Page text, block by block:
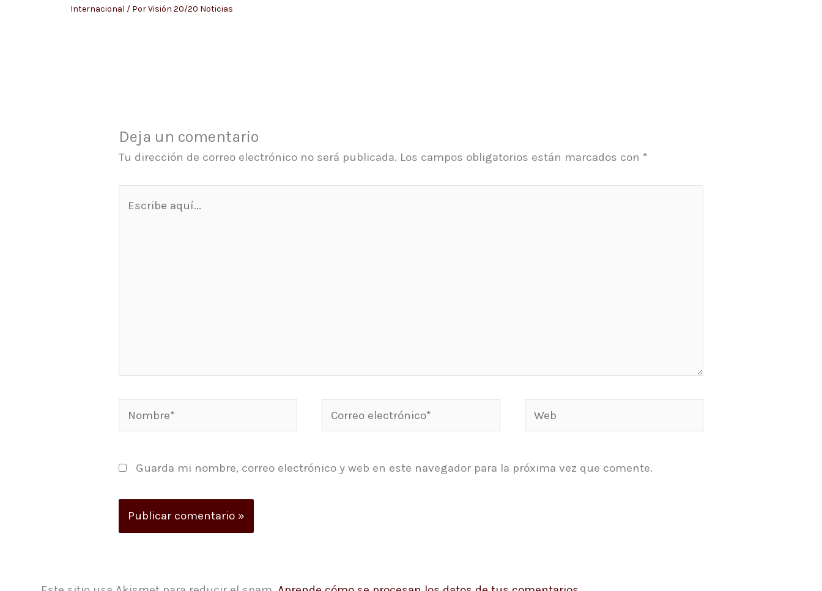
Internacional / PorVisión 20/20 Noticias
Deja un comentario
Tu dirección de correo electrónico no será publicada. Los campos obligatorios están marcados con *
Nombre*
Correo
electrónico*
Web
Guarda mi nombre, correo electrónico y web en este navegador para la próxima vez que comente.